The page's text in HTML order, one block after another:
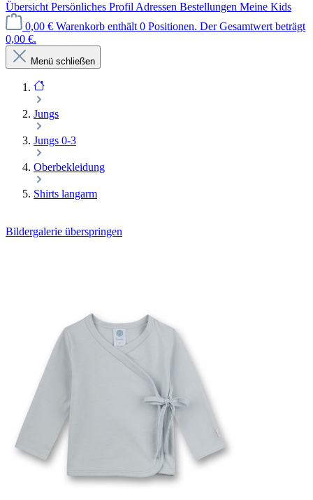
Übersicht Persönliches Profil Adressen Bestellungen Meine Kids
0,00 € Warenkorb enthält 0 Positionen. Der Gesamtwert beträgt
0,00 €.
Menü schließen
Jungs
Jungs 0-3
Oberbekleidung
Shirts langarm
Bildergalerie überspringen